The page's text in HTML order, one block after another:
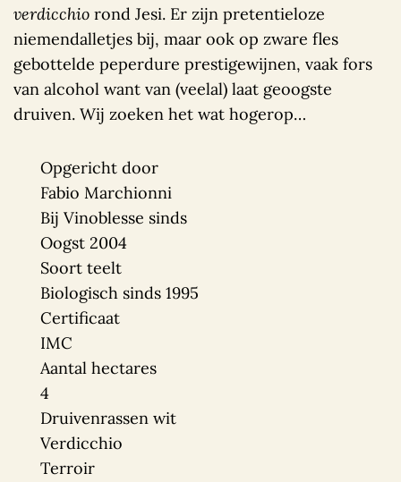
verdicchio rond Jesi. Er zijn pretentieloze
niemendalletjes bij, maar ook op zware fles
gebottelde peperdure prestigewijnen, vaak fors
van alcohol want van (veelal) laat geoogste
druiven. Wij zoeken het wat hogerop…
Opgericht door
Fabio Marchionni
Bij Vinoblesse sinds
Oogst 2004
Soort teelt
Biologisch sinds 1995
Certificaat
IMC
Aantal hectares
4
Druivenrassen wit
Verdicchio
Terroir